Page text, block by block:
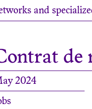
and
de
2024